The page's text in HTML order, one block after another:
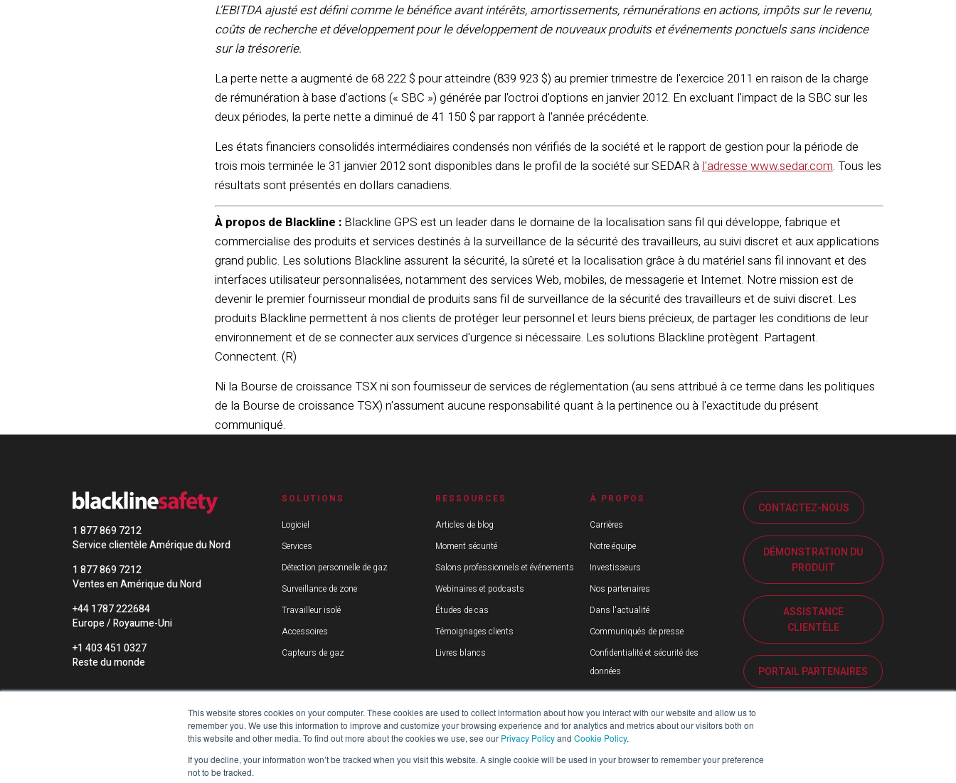
This website stores cookies on your computer. These cookies are used to collect information about how you interact with our website and allow us to
remember you. We use this information to improve and customize your browsing experience and for analytics and metrics about our visitors both on
this website and other media. To find out more about the cookies we use, see our Privacy Policyand Cookie Policy.
If you decline, your information won’t be tracked when you visit this website. A single cookie will be used in your browser to remember your preference
not to be tracked.
L'EBITDA ajusté est défini comme le bénéfice avant intérêts, amortissements, rémunérations en actions, impôts sur le revenu,
coûts de recherche et développement pour le développement de nouveaux produits et événements ponctuels sans incidence
sur la trésorerie.
La perte nette a augmenté de 68 222 $ pour atteindre (839 923 $) au premier trimestre de l'exercice 2011 en raison de la charge
de rémunération à base d'actions (« SBC ») générée par l'octroi d'options en janvier 2012. En excluant l'impact de la SBC sur les
deux périodes, la perte nette a diminué de 41 150 $ par rapport à l'année précédente.
Les états financiers consolidés intermédiaires condensés non vérifiés de la société et le rapport de gestion pour la période de
trois mois terminée le 31 janvier 2012 sont disponibles dans le profil de la société sur SEDAR à l'adresse www.sedar.com. Tous les
résultats sont présentés en dollars canadiens.
À propos de Blackline : Blackline GPS est un leader dans le domaine de la localisation sans fil qui développe, fabrique et
commercialise des produits et services destinés à la surveillance de la sécurité des travailleurs, au suivi discret et aux applications
grand public. Les solutions Blackline assurent la sécurité, la sûreté et la localisation grâce à du matériel sans fil innovant et des
interfaces utilisateur personnalisées, notamment des services Web, mobiles, de messagerie et Internet. Notre mission est de
devenir le premier fournisseur mondial de produits sans fil de surveillance de la sécurité des travailleurs et de suivi discret. Les
produits Blackline permettent à nos clients de protéger leur personnel et leurs biens précieux, de partager les conditions de leur
environnement et de se connecter aux services d'urgence si nécessaire. Les solutions Blackline protègent. Partagent.
Connectent. (R)
Ni la Bourse de croissance TSX ni son fournisseur de services de réglementation (au sens attribué à ce terme dans les politiques
de la Bourse de croissance TSX) n'assument aucune responsabilité quant à la pertinence ou à l'exactitude du présent
communiqué.
1 877 869 7212
Service clientèle Amérique du Nord
1 877 869 7212
Ventes en Amérique du Nord
+44 1787 222684
Europe / Royaume-Uni
+1 403 451 0327
Reste du monde
SOLUTIONS
Logiciel
Services
Détection personnelle de gaz
Surveillance de zone
Travailleur isolé
Accessoires
Capteurs de gaz
RESSOURCES
Articles de blog
Moment sécurité
Salons professionnels et événements
Webinaires et podcasts
Études de cas
Témoignages clients
Livres blancs
À PROPOS
Carrières
Notre équipe
Investisseurs
Nos partenaires
Dans l'actualité
Communiqués de presse
Confidentialité et sécurité des
données
CONTACTEZ-NOUS
DÉMONSTRATION DU
PRODUIT
ASSISTANCE
CLIENTÈLE
PORTAIL PARTENAIRES